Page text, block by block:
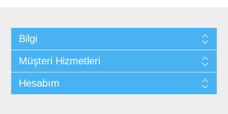
Bilgi
Müşteri Hizmetleri
Hesabım